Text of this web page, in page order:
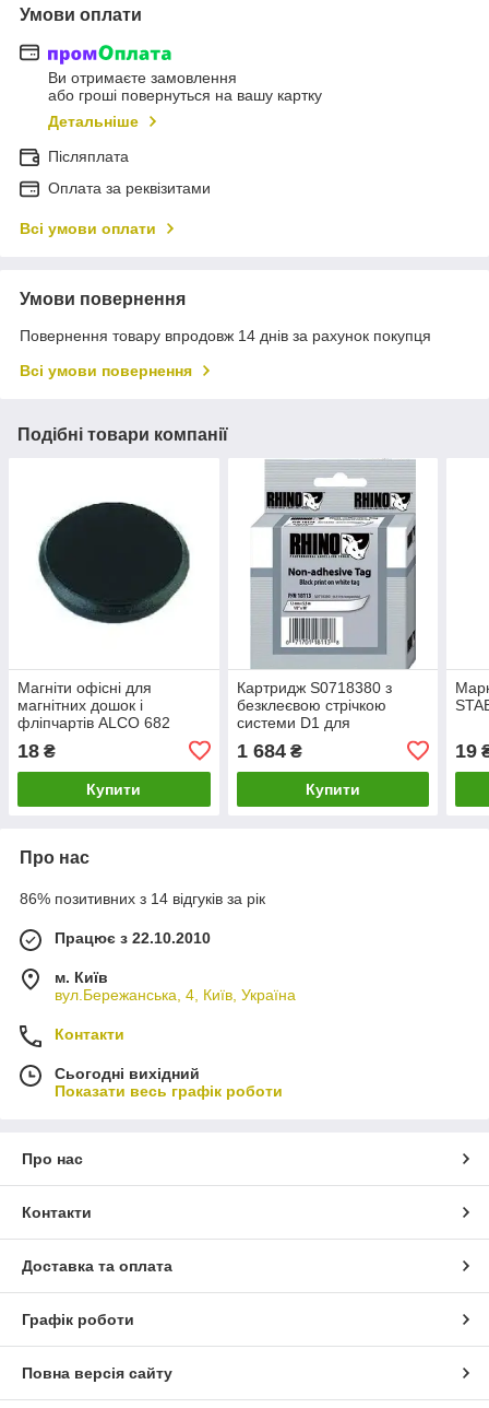
Умови оплати
Ви отримаєте замовлення
або гроші повернуться на вашу картку
Детальніше
Післяплата
Оплата за реквізитами
Всі умови оплати
Умови повернення
Повернення товару впродовж 14 днів за рахунок покупця
Всі умови повернення
Подібні товари компанії
Магніти офісні для
магнітних дошок і
фліпчартів ALCO 682
18 ₴
Купити
Картридж S0718380 з
безклеєвою стрічкою
системи D1 для
термопринтерів DYMO 12
мм х 5,5 м
1 684₴
Купити
19
Про нас
86% позитивних з 14 відгуків за рік
Працює з 22.10.2010
м. Київ
вул.Бережанська, 4, Київ, Україна
Контакти
Сьогодні вихідний
Показати весь графік роботи
Про нас
Контакти
Доставка та оплата
Графік роботи
Повна версія сайту